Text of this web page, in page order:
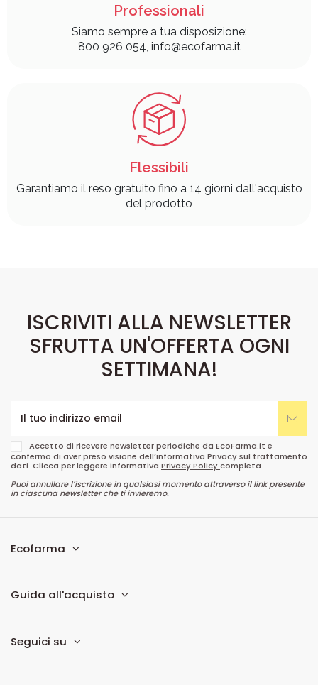
Professionali
Siamo sempre a tua disposizione:
800 926 054, info@ecofarma.it
Flessibili
Garantiamo il reso gratuito fino a 14 giorni dall'acquisto
del prodotto
ISCRIVITI ALLA NEWSLETTER
SFRUTTA UN'OFFERTA OGNI
SETTIMANA!
Accetto di ricevere newsletter periodiche da EcoFarma.it e
confermo di aver preso visione dell’informativa Privacy sul trattamento
dati. Clicca per leggere informativa Privacy Policycompleta.
Puoi annullare l’iscrizione in qualsiasi momento attraverso il link presente
in ciascuna newsletter che ti invieremo.
Ecofarma
Guida all'acquisto
Seguici su